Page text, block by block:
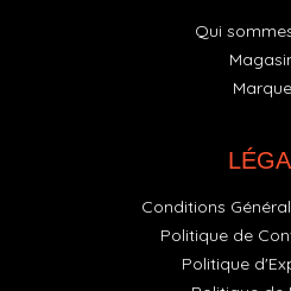
Qui
Conditions
Politique de
Politique